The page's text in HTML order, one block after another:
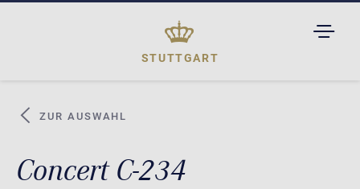
STUTTGART
ZUR AUSWAHL
Concert C-234